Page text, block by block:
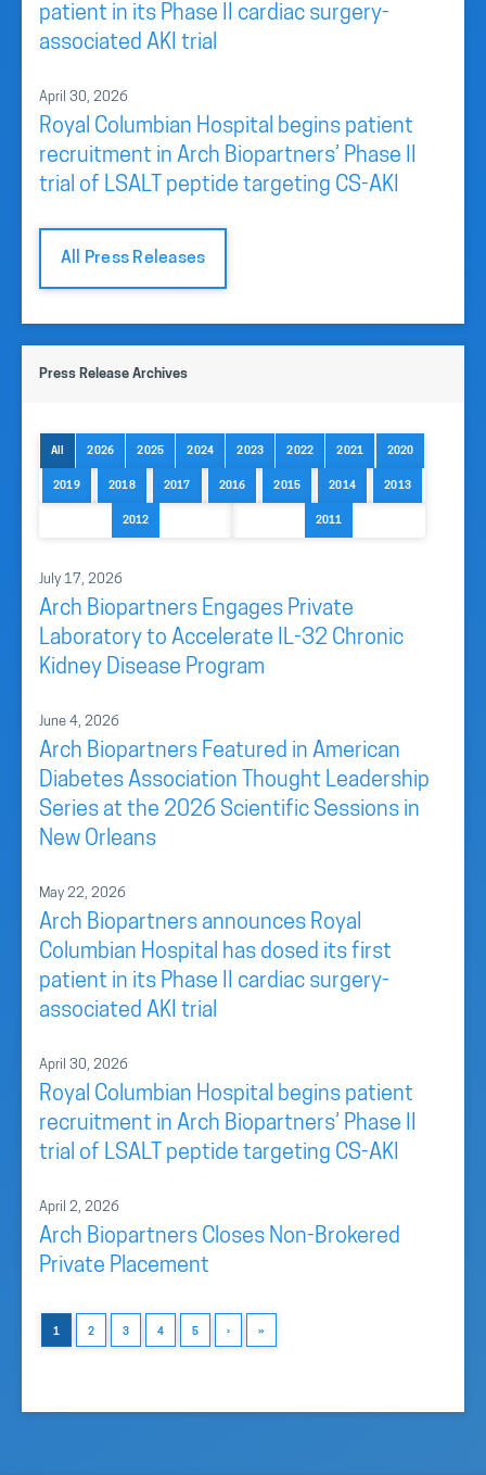
patient in its Phase II cardiac surgery-
associated AKI trial
April 30, 2026
Royal Columbian Hospital begins patient
recruitment in Arch Biopartners’ Phase II
trial of LSALT peptide targeting CS-AKI
All Press Releases
Press Release Archives
All 2026 2025 2024 2023 2022 2021 2020
2019 2018 2017 2016 2015 2014 2013
2012 2011
July 17, 2026
Arch Biopartners Engages Private
Laboratory to Accelerate IL-32 Chronic
Kidney Disease Program
June 4, 2026
Arch Biopartners Featured in American
Diabetes Association Thought Leadership
Series at the 2026 Scientific Sessions in
New Orleans
May 22, 2026
Arch Biopartners announces Royal
Columbian Hospital has dosed its first
patient in its Phase II cardiac surgery-
associated AKI trial
April 30, 2026
Royal Columbian Hospital begins patient
recruitment in Arch Biopartners’ Phase II
trial of LSALT peptide targeting CS-AKI
April 2, 2026
Arch Biopartners Closes Non-Brokered
Private Placement
1 2 3 4 5 › »